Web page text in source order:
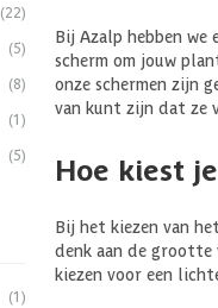
(22)
(5)
(8)
(1)
(5)
(1)
Bij Azalp hebben we
scherm om jouw
onze schermen zijn
van kunt zijn dat ze
Hoe kiest
Bij het kiezen van
denk aan de grootte
kiezen voor een